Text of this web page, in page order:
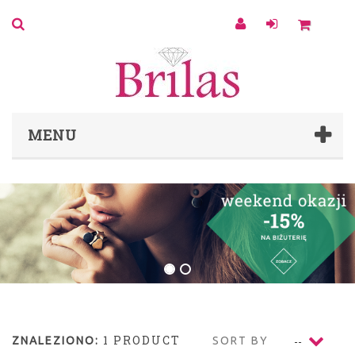
MENU
ZNALEZIONO: 1 PRODUCT SORT BY --